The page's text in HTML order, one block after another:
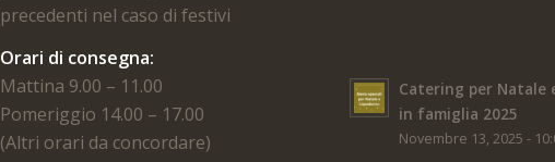
precedenti nel caso di festivi
Orari di consegna:
Mattina 9.00 – 11.00
Pomeriggio 14.00 – 17.00
(Altri orari da concordare)
Catering per Natale
in famiglia 2025
Novembre 13, 2025 -